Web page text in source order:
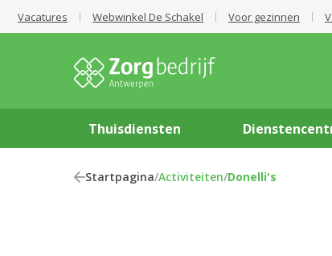
Vacatures Webwinkel De Schakel Voor gezinnen
Thuisdiensten
Startpagina/Activiteiten/Donelli's